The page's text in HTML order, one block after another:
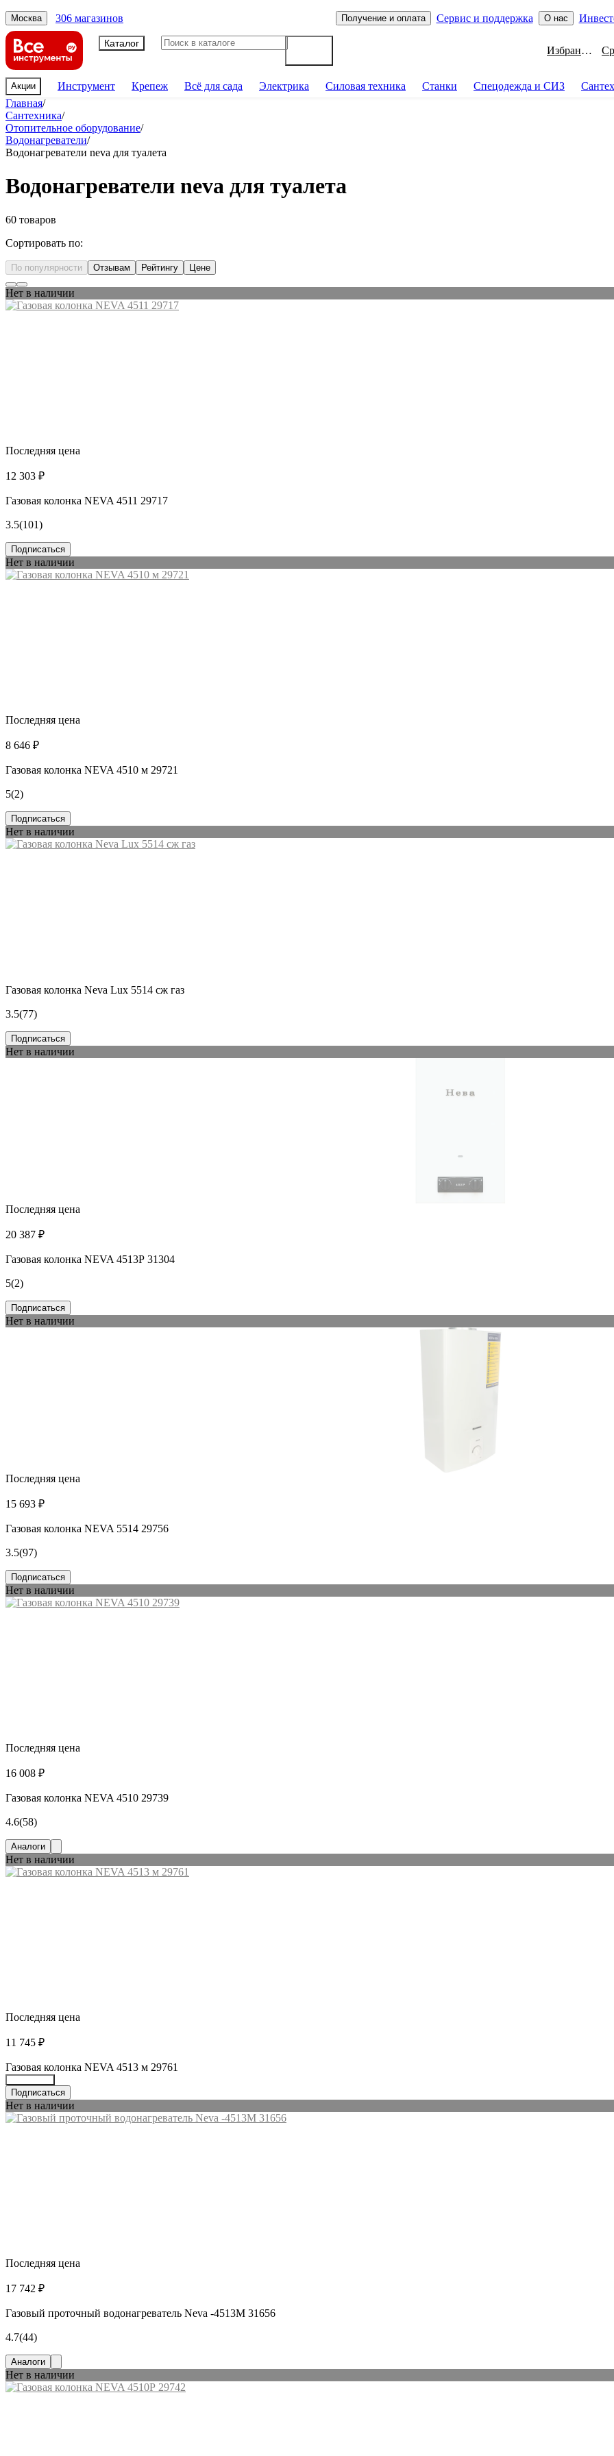
Москва 306 магазинов Получение и оплата Сервис и поддержка О нас
Каталог
Избранное
Акции Инструмент Крепеж Всё для сада Электрика Силовая техника Станки Спецодежда и СИЗ
Главная/
Сантехника/
Отопительное оборудование/
Водонагреватели/
Водонагреватели neva для туалета
Водонагреватели neva для туалета
60 товаров
Сортировать по:
По популярности Отзывам Рейтингу Цене
Нет в наличии
Последняя цена
12 303 ₽
Газовая колонка NEVA 4511 29717
3.5(101)
Подписаться
Нет в наличии
Последняя цена
8 646 ₽
Газовая колонка NEVA 4510 м 29721
5(2)
Подписаться
Нет в наличии
Газовая колонка Neva Lux 5514 сж газ
3.5(77)
Подписаться
Нет в наличии
Последняя цена
20 387 ₽
Газовая колонка NEVA 4513Р 31304
5(2)
Подписаться
Нет в наличии
Последняя цена
15 693 ₽
Газовая колонка NEVA 5514 29756
3.5(97)
Подписаться
Нет в наличии
Последняя цена
16 008 ₽
Газовая колонка NEVA 4510 29739
4.6(58)
Аналоги
Нет в наличии
Последняя цена
11 745 ₽
Газовая колонка NEVA 4513 м 29761
15829072
Подписаться
Нет в наличии
Последняя цена
17 742 ₽
Газовый проточный водонагреватель Neva -4513М 31656
4.7(44)
Аналоги
Нет в наличии